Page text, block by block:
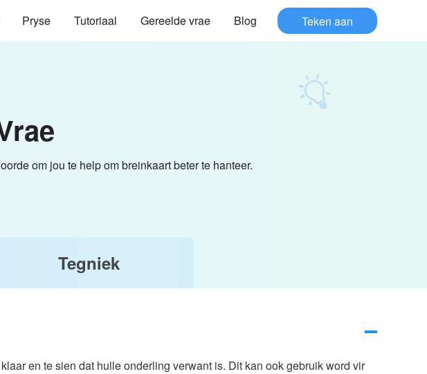
Pryse Tutoriaal Gereelde vrae Blog Teken aan
om jou te help om breinkaart beter te hanteer.
Tegniek
en te sien dat hulle onderling verwant is. Dit kan ook gebruik word vir